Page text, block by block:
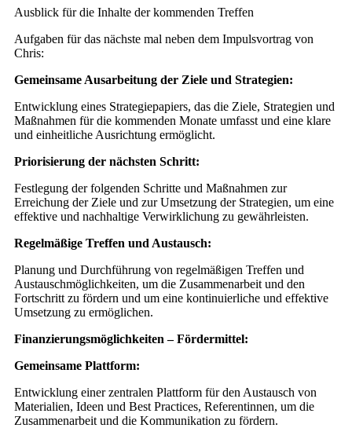
Ausblick für die Inhalte der kommenden Treffen
Aufgaben für das nächste mal neben dem Impulsvortrag von
Chris:
Gemeinsame Ausarbeitung der Ziele und Strategien:
Entwicklung eines Strategiepapiers, das die Ziele, Strategien und
Maßnahmen für die kommenden Monate umfasst und eine klare
und einheitliche Ausrichtung ermöglicht.
Priorisierung der nächsten Schritt:
Festlegung der folgenden Schritte und Maßnahmen zur
Erreichung der Ziele und zur Umsetzung der Strategien, um eine
effektive und nachhaltige Verwirklichung zu gewährleisten.
Regelmäßige Treffen und Austausch:
Planung und Durchführung von regelmäßigen Treffen und
Austauschmöglichkeiten, um die Zusammenarbeit und den
Fortschritt zu fördern und um eine kontinuierliche und effektive
Umsetzung zu ermöglichen.
Finanzierungsmöglichkeiten – Fördermittel:
Gemeinsame Plattform:
Entwicklung einer zentralen Plattform für den Austausch von
Materialien, Ideen und Best Practices, Referentinnen, um die
Zusammenarbeit und die Kommunikation zu fördern.